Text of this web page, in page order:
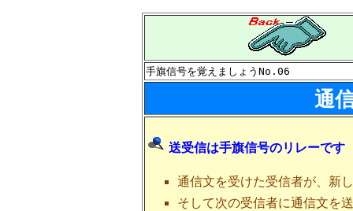
手旗信号を覚えましょうNo.06
通
送受信は手旗信号のリレーです
通信文を受けた受信者が、新
そして次の受信者に通信文を